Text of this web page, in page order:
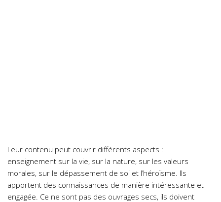
Leur contenu peut couvrir différents aspects :
enseignement sur la vie, sur la nature, sur les valeurs
morales, sur le dépassement de soi et l’héroïsme. Ils
apportent des connaissances de manière intéressante et
engagée. Ce ne sont pas des ouvrages secs, ils doivent